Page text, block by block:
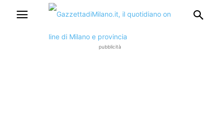
pubblicità